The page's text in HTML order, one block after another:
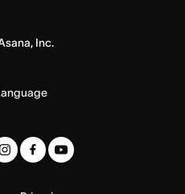
Inc.